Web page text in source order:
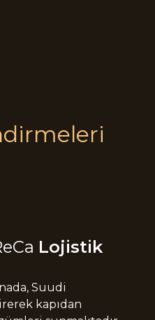
Lojistik
Suudi
kapıdan